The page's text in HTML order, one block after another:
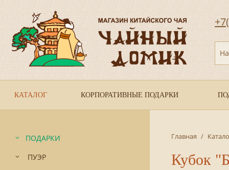
КАТАЛОГ КОРПОРАТИВНЫЕ ПОДАРКИ
ПОДАРКИ
ПУЭР
Главная /
Кубок